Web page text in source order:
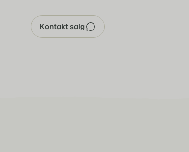
Kontakt salg